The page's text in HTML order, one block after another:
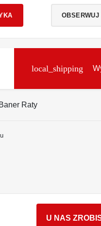
OBSERWUJ
local_shipping
U NAS